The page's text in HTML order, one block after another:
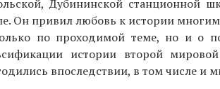
Дубининской станционной
Он привил любовь к истории
по проходимой теме, но и о
истории второй
впоследствии, в том числе и